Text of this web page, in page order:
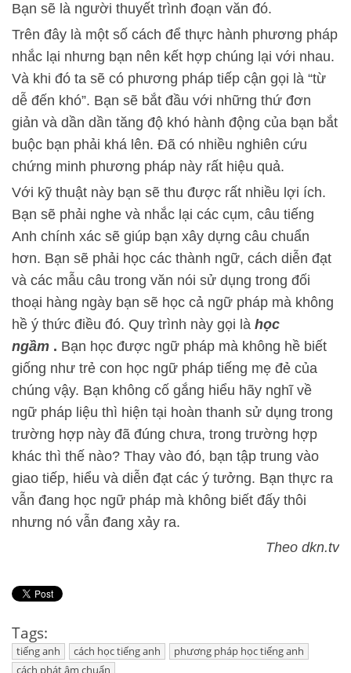
Bạn sẽ là người thuyết trình đoạn văn đó.
Trên đây là một số cách để thực hành phương pháp
nhắc lại nhưng bạn nên kết hợp chúng lại với nhau.
Và khi đó ta sẽ có phương pháp tiếp cận gọi là “từ
dễ đến khó”. Bạn sẽ bắt đầu với những thứ đơn
giản và dần dần tăng độ khó hành động của bạn bắt
buộc bạn phải khá lên. Đã có nhiều nghiên cứu
chứng minh phương pháp này rất hiệu quả.
Với kỹ thuật này bạn sẽ thu được rất nhiều lợi ích.
Bạn sẽ phải nghe và nhắc lại các cụm, câu tiếng
Anh chính xác sẽ giúp bạn xây dựng câu chuẩn
hơn. Bạn sẽ phải học các thành ngữ, cách diễn đạt
và các mẫu câu trong văn nói sử dụng trong đối
thoại hàng ngày bạn sẽ học cả ngữ pháp mà không
hề ý thức điều đó. Quy trình này gọi là học
ngầm . Bạn học được ngữ pháp mà không hề biết
giống như trẻ con học ngữ pháp tiếng mẹ đẻ của
chúng vậy. Bạn không cố gắng hiểu hãy nghĩ về
ngữ pháp liệu thì hiện tại hoàn thanh sử dụng trong
trường hợp này đã đúng chưa, trong trường hợp
khác thì thế nào? Thay vào đó, bạn tập trung vào
giao tiếp, hiểu và diễn đạt các ý tưởng. Bạn thực ra
vẫn đang học ngữ pháp mà không biết đấy thôi
nhưng nó vẫn đang xảy ra.
Theo dkn.tv
Tags:
tiếng anh cách học tiếng anh
phương pháp học tiếng anh
cách phát âm chuẩn